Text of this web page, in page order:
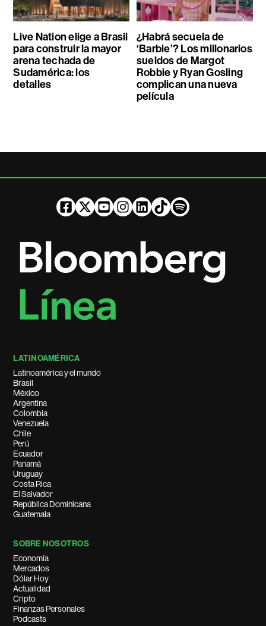
Live Nation elige a Brasil
para construir la mayor
arena techada de
Sudamérica: los
detalles
¿Habrá secuela de
‘Barbie’? Los millonarios
sueldos de Margot
Robbie y Ryan Gosling
complican una nueva
película
LATINOAMÉRICA
Latinoamérica y el mundo
Brasil
México
Argentina
Colombia
Venezuela
Chile
Perú
Ecuador
Panamá
Uruguay
Costa Rica
El Salvador
República Dominicana
Guatemala
SOBRE NOSOTROS
Economía
Mercados
Dólar Hoy
Actualidad
Cripto
Finanzas Personales
Podcasts